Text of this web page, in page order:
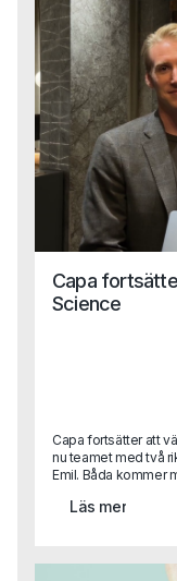
Capa
Science
Capa fortsätter att
nu teamet med två
Emil. Båda kommer
medicinteknik och
kompetens även
Läs mer